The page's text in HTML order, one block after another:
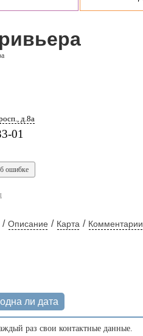
д.8а
01
ошибке
/ Описание / Карта / Комментарии
ли дата
раз свои контактные данные.